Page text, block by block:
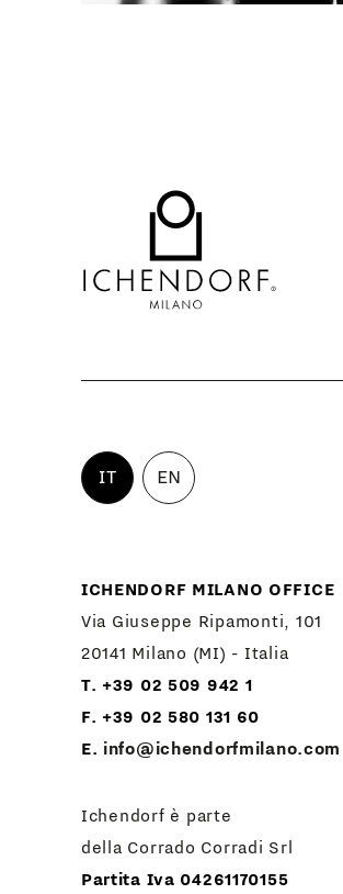
IT EN
ICHENDORF MILANO OFFICE
Via Giuseppe Ripamonti, 101
20141 Milano (MI) - Italia
T. +39 02 509 942 1
F. +39 02 580 131 60
E. info@ichendorfmilano.com
Ichendorf è parte
della Corrado Corradi Srl
Partita Iva 04261170155